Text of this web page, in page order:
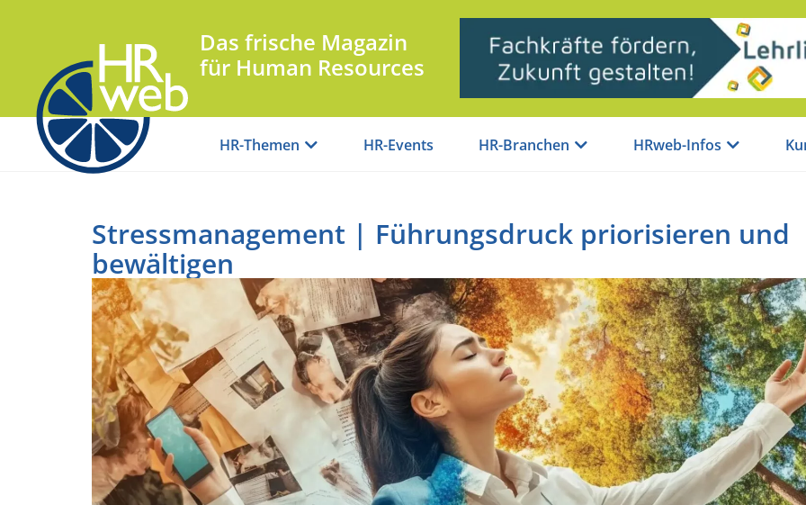
Das frische Magazin
für Human Resources
HR-Themen HR-Events HR-Branchen HRweb-Infos
Stressmanagement | Führungsdruck priorisieren und
bewältigen